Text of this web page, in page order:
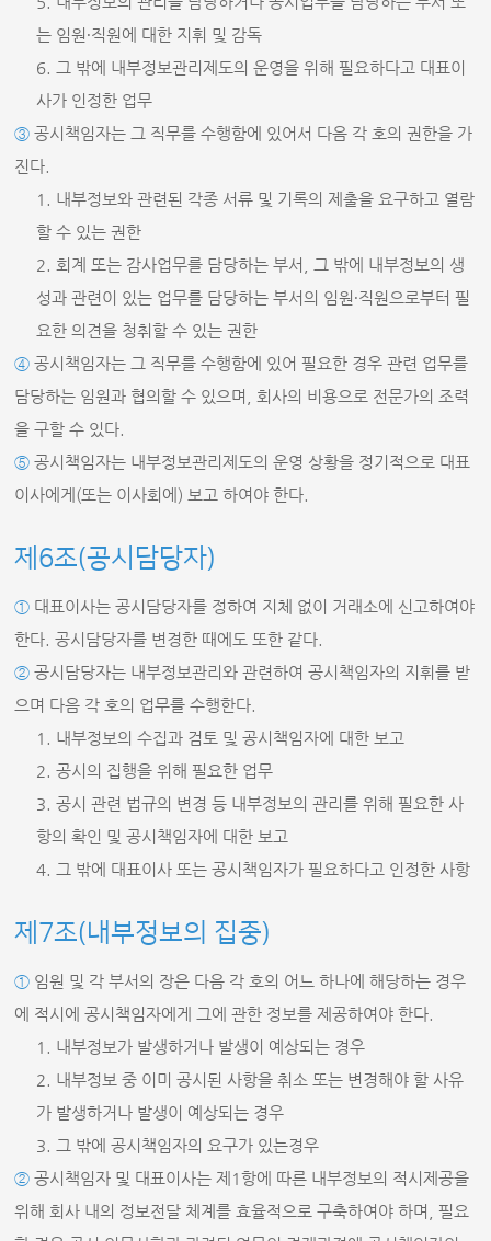
는 임원∙직원에 대한 지휘 및 감독
6. 그 밖에 내부정보관리제도의 운영을 위해 필요하다고 대표이
사가 인정한 업무
③ 공시책임자는 그 직무를 수행함에 있어서 다음 각 호의 권한을 가
진다.
1. 내부정보와 관련된 각종 서류 및 기록의 제출을 요구하고 열람
할 수 있는 권한
2. 회계 또는 감사업무를 담당하는 부서, 그 밖에 내부정보의 생
성과 관련이 있는 업무를 담당하는 부서의 임원∙직원으로부터 필
요한 의견을 청취할 수 있는 권한
④ 공시책임자는 그 직무를 수행함에 있어 필요한 경우 관련 업무를
담당하는 임원과 협의할 수 있으며, 회사의 비용으로 전문가의 조력
을 구할 수 있다.
⑤ 공시책임자는 내부정보관리제도의 운영 상황을 정기적으로 대표
이사에게(또는 이사회에) 보고 하여야 한다.
제6조(공시담당자)
① 대표이사는 공시담당자를 정하여 지체 없이 거래소에 신고하여야
한다. 공시담당자를 변경한 때에도 또한 같다.
② 공시담당자는 내부정보관리와 관련하여 공시책임자의 지휘를 받
으며 다음 각 호의 업무를 수행한다.
1. 내부정보의 수집과 검토 및 공시책임자에 대한 보고
2. 공시의 집행을 위해 필요한 업무
3. 공시 관련 법규의 변경 등 내부정보의 관리를 위해 필요한 사
항의 확인 및 공시책임자에 대한 보고
4. 그 밖에 대표이사 또는 공시책임자가 필요하다고 인정한 사항
제7조(내부정보의 집중)
① 임원 및 각 부서의 장은 다음 각 호의 어느 하나에 해당하는 경우
에 적시에 공시책임자에게 그에 관한 정보를 제공하여야 한다.
1. 내부정보가 발생하거나 발생이 예상되는 경우
2. 내부정보 중 이미 공시된 사항을 취소 또는 변경해야 할 사유
가 발생하거나 발생이 예상되는 경우
3. 그 밖에 공시책임자의 요구가 있는경우
② 공시책임자 및 대표이사는 제1항에 따른 내부정보의 적시제공을
위해 회사 내의 정보전달 체계를 효율적으로 구축하여야 하며, 필요